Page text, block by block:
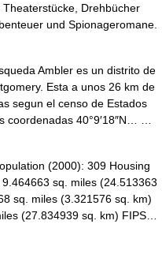
Drehbücher
und Spionageromane.
Ambler es un distrito de
Esta a unos 26 km de
segun el censo de Estados
coordenadas 40°9′18″N… …
(2000): 309 Housing
sq. miles (24.513363
sq. miles (3.321576 sq. km)
(27.834939 sq. km) FIPS…